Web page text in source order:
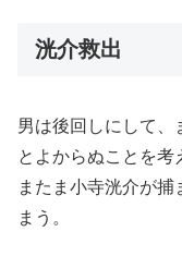
洸介救出
男は後回しにして、
とよからぬことを考
またま小寺洸介が
まう。